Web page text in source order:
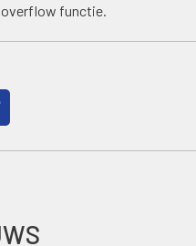
functie.